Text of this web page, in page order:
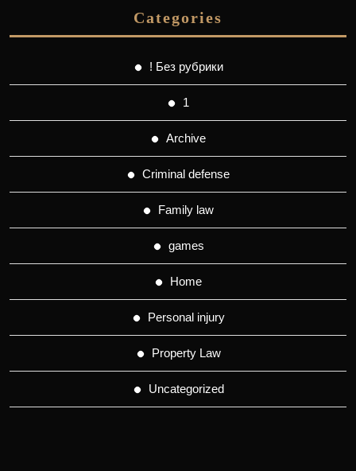
Categories
! Без рубрики
1
Archive
Criminal defense
Family law
games
Home
Personal injury
Property Law
Uncategorized